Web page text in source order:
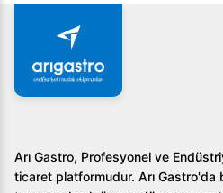
önünde bulundurmalısınız.
malzeme kalitesi kritiktir. 304
gıda güvenliği hem de
seçenektir. İşletmenizin günlük
özellikler, kullanım ve temizlik
avantaj sunar. Arı Gastro
Arı Gastro, Profesyonel ve
ticaret platformudur. Arı Gastro'da